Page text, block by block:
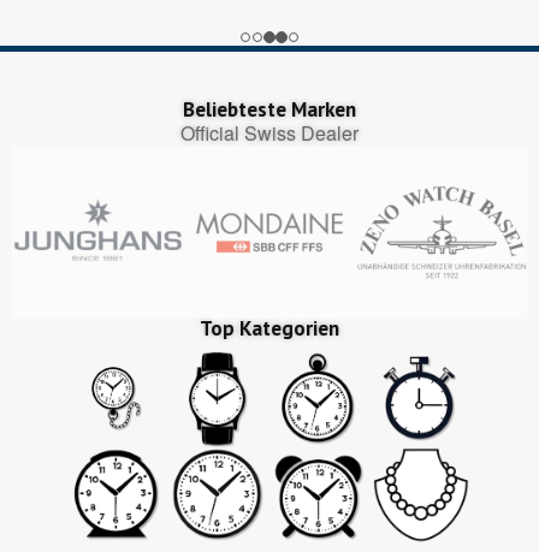
Beliebteste Marken
Official Swiss Dealer
Top Kategorien